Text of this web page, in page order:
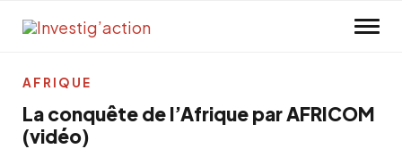
La conquête de l’Afrique par AFRICOM
(vidéo)
AFRIQUE